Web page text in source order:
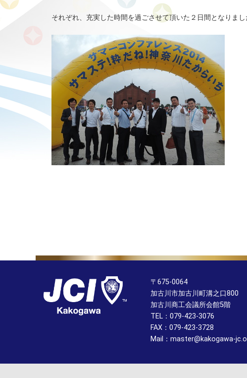
それぞれ、充実した時間を過ごさせて頂いた２日間となりまし
〒675-0064
加古川市加古川町溝之口800
加古川商工会議所会館5階
TEL：079-423-3076
FAX：079-423-3728
Mail：master@kakogawa-